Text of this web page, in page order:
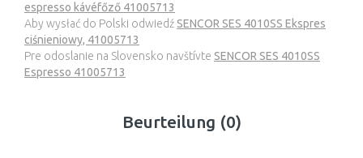
espresso kávéfőző 41005713
Aby wysłać do Polski odwiedź SENCOR SES 4010SS Ekspres
ciśnieniowy, 41005713
Pre odoslanie na Slovensko navštívte SENCOR SES 4010SS
Espresso 41005713
Beurteilung (0)